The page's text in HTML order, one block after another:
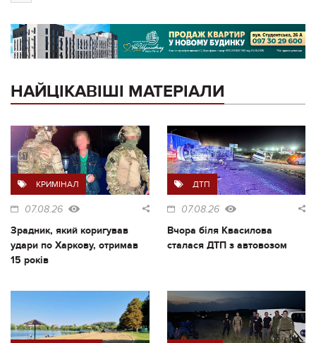
НАЙЦІКАВІШІ МАТЕРІАЛИ
КРИМІНАЛ
07.08.26
Зрадник, який коригував
удари по Харкову, отримав
15 років
ДТП
07.08.26
Вчора біля Квасилова
сталася ДТП з автовозом